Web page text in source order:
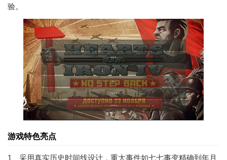
验。
游戏特色亮点
1、采用真实历史时间线设计，重大事件如七七事变精确到年月